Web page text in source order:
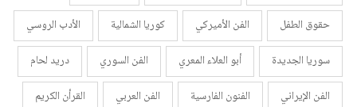
حقوق الطفل
الفن الأميركي كوريا الشمالية
الأدب الروسي
سوريا الجديدة
أبو العلاء المعري الفن السوري
دريد لحام
الفن الإيراني
الفنون الفارسية الفن العربي
القرأن الكريم